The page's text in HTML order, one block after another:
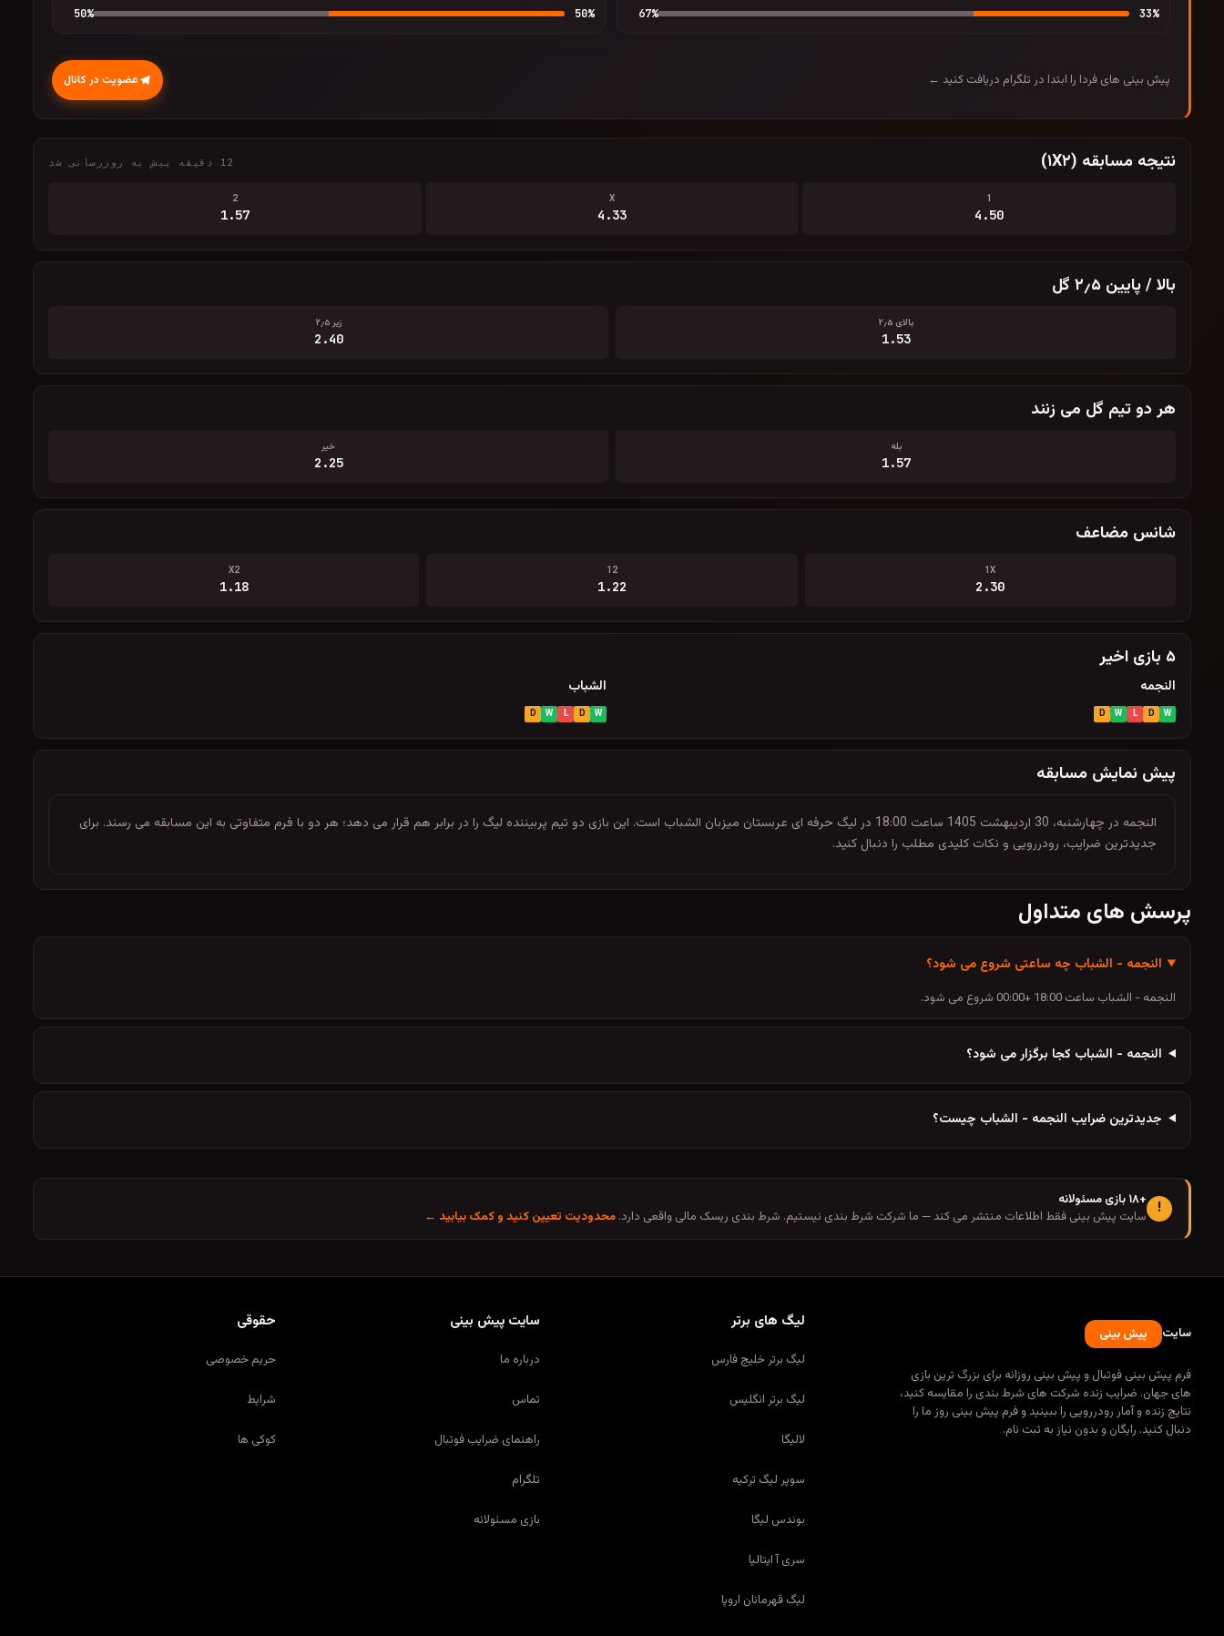
33%
67%
50%
50%
پیش بینی های فردا را ابتدا در تلگرام دریافت کنید ← عضویت در کانال
نتیجه مسابقه (۱X۲) 12 دقیقه پیش به روزرسانی شد
1
4.50
X
4.33
2
1.57
بالا / پایین ۲٫۵ گل
بالای ۲٫۵
1.53
زیر ۲٫۵
2.40
هر دو تیم گل می زنند
بله
1.57
خیر
2.25
شانس مضاعف
1X
2.30
12
1.22
X2
1.18
۵ بازی اخیر
النجمه
W
D
L
W
D
الشباب
W
D
L
W
D
پیش نمایش مسابقه
النجمه در چهارشنبه، 30 اردیبهشت 1405 ساعت 18:00 در لیگ حرفه ای عربستان میزبان الشباب است. این بازی دو تیم پربیننده لیگ را در برابر هم قرار می دهد؛ هر دو با فرم متفاوتی به این مسابقه می رسند. برای
جدیدترین ضرایب، رودررویی و نکات کلیدی مطلب را دنبال کنید.
پرسش های متداول
النجمه - الشباب چه ساعتی شروع می شود؟
النجمه - الشباب ساعت 18:00 +00:00 شروع می شود.
النجمه - الشباب کجا برگزار می شود؟
جدیدترین ضرایب النجمه - الشباب چیست؟
!
+۱۸ بازی مسئولانه
سایت پیش بینی فقط اطلاعات منتشر می کند — ما شرکت شرط بندی نیستیم. شرط بندی ریسک مالی واقعی دارد. محدودیت تعیین کنید و کمک بیابید ←
سایت پیش بینی
فرم پیش بینی فوتبال و پیش بینی روزانه برای بزرگ ترین بازی
های جهان. ضرایب زنده شرکت های شرط بندی را مقایسه کنید،
نتایج زنده و آمار رودررویی را ببینید و فرم پیش بینی روز ما را
دنبال کنید. رایگان و بدون نیاز به ثبت نام.
لیگ های برتر
لیگ برتر خلیج فارس
لیگ برتر انگلیس
لالیگا
سوپر لیگ ترکیه
بوندس لیگا
سری آ ایتالیا
لیگ قهرمانان اروپا
سایت پیش بینی
درباره ما
تماس
راهنمای ضرایب فوتبال
تلگرام
بازی مسئولانه
حقوقی
حریم خصوصی
شرایط
کوکی ها